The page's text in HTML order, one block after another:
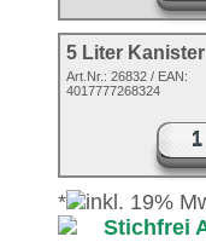
5 Liter Kanister
Art.Nr.: 26832 / EAN:
4017777268324
*